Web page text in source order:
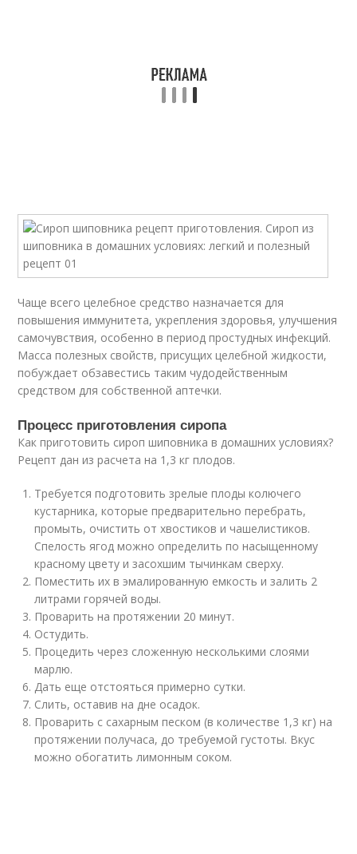
Чаще всего целебное средство назначается для
повышения иммунитета, укрепления здоровья, улучшения
самочувствия, особенно в период простудных инфекций.
Масса полезных свойств, присущих целебной жидкости,
побуждает обзавестись таким чудодейственным
средством для собственной аптечки.
Процесс приготовления сиропа
Как приготовить сироп шиповника в домашних условиях?
Рецепт дан из расчета на 1,3 кг плодов.
Требуется подготовить зрелые плоды колючего
кустарника, которые предварительно перебрать,
промыть, очистить от хвостиков и чашелистиков.
Спелость ягод можно определить по насыщенному
красному цвету и засохшим тычинкам сверху.
Поместить их в эмалированную емкость и залить 2
литрами горячей воды.
Проварить на протяжении 20 минут.
Остудить.
Процедить через сложенную несколькими слоями
марлю.
Дать еще отстояться примерно сутки.
Слить, оставив на дне осадок.
Проварить с сахарным песком (в количестве 1,3 кг) на
протяжении получаса, до требуемой густоты. Вкус
можно обогатить лимонным соком.